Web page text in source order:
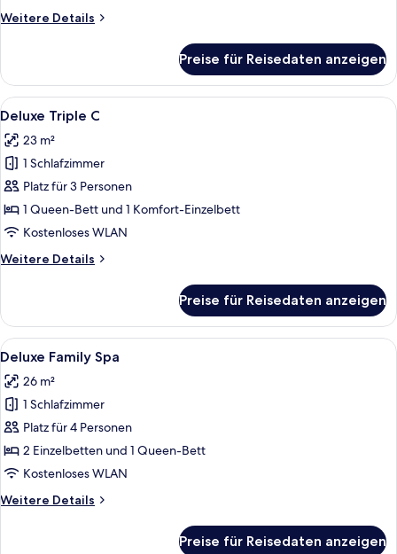
Weitere Details
Weitere
Triple
A
Preise für Reisedaten anzeigen
Alle
Fotos
für
Deluxe
Triple
C
anzeigen
Ein Hotelzimmer mit zwei Holzbett,
12
Deluxe Triple C
23 m²
1 Schlafzimmer
Platz für 3 Personen
1 Queen-Bett und 1 Komfort-Einzelbett
Kostenloses WLAN
Weitere Details
Weitere
Triple
C
Preise für Reisedaten anzeigen
Alle
Fotos
für
Deluxe
Family
Spa
anzeigen
Ein modernes Hotelzimmer mit zwei
14
Deluxe Family Spa
26 m²
1 Schlafzimmer
Platz für 4 Personen
2 Einzelbetten und 1 Queen-Bett
Kostenloses WLAN
Weitere Details
Weitere
Preise für Reisedaten anzeigen